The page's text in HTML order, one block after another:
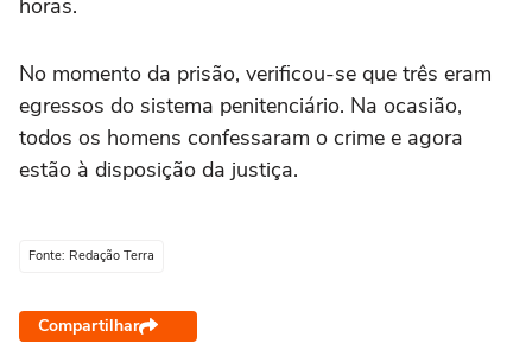
horas.
No momento da prisão, verificou-se que três eram
egressos do sistema penitenciário. Na ocasião,
todos os homens confessaram o crime e agora
estão à disposição da justiça.
Fonte: Redação Terra
Compartilhar